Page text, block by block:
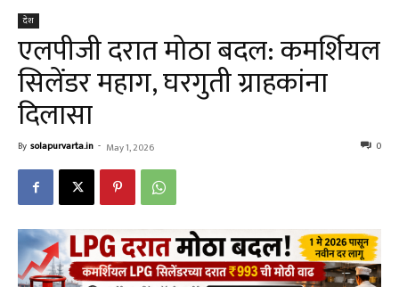
देश
एलपीजी दरात मोठा बदल: कमर्शियल
सिलेंडर महाग, घरगुती ग्राहकांना
दिलासा
By solapurvarta.in - May 1, 2026 0